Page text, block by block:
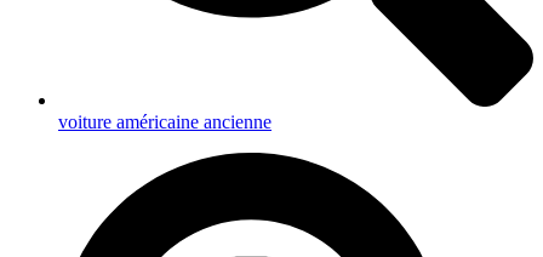
voiture américaine ancienne